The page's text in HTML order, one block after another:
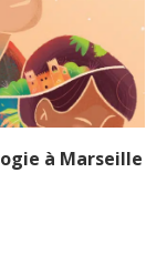
à Marseille